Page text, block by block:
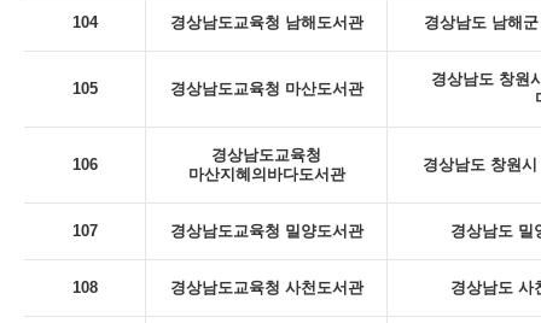
104 경상남도교육청 남해도서관 경상남도 남해
105 경상남도교육청 마산도서관
경상남도 창원
106
경상남도교육청
마산지혜의바다도서관
경상남도 창원
107 경상남도교육청 밀양도서관 경상남도 밀
108 경상남도교육청 사천도서관 경상남도 사